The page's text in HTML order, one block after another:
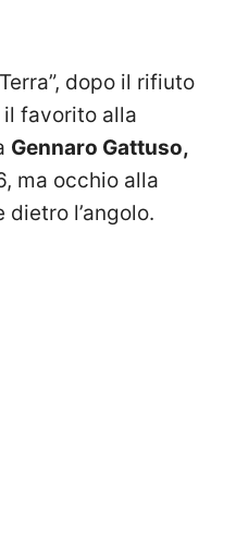
dopo il rifiuto
favorito alla
Gennaro Gattuso,
ma occhio alla
l’angolo.